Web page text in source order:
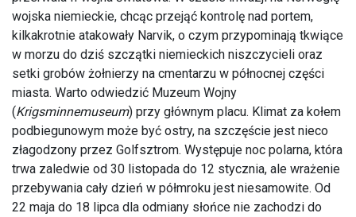
wojska niemieckie, chcąc przejąć kontrolę nad portem,
kilkakrotnie atakowały Narvik, o czym przypominają tkwiące
w morzu do dziś szczątki niemieckich niszczycieli oraz
setki grobów żołnierzy na cmentarzu w północnej części
miasta. Warto odwiedzić Muzeum Wojny
(Krigsminnemuseum) przy głównym placu. Klimat za kołem
podbiegunowym może być ostry, na szczęście jest nieco
złagodzony przez Golfsztrom. Występuje noc polarna, która
trwa zaledwie od 30 listopada do 12 stycznia, ale wrażenie
przebywania cały dzień w półmroku jest niesamowite. Od
22 maja do 18 lipca dla odmiany słońce nie zachodzi do